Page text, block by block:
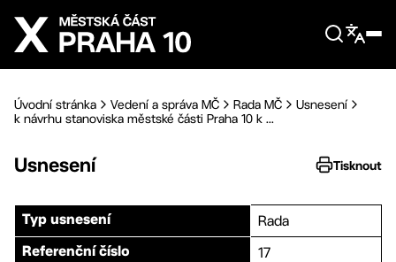
Přejít na hlavní obsah
Úvodní stránka Vedení a správa MČ Rada MČ
Usnesení
k návrhu stanoviska městské části Praha 10 k ...
Usnesení Tisknout
Typ usnesení Rada
Referenční číslo 17